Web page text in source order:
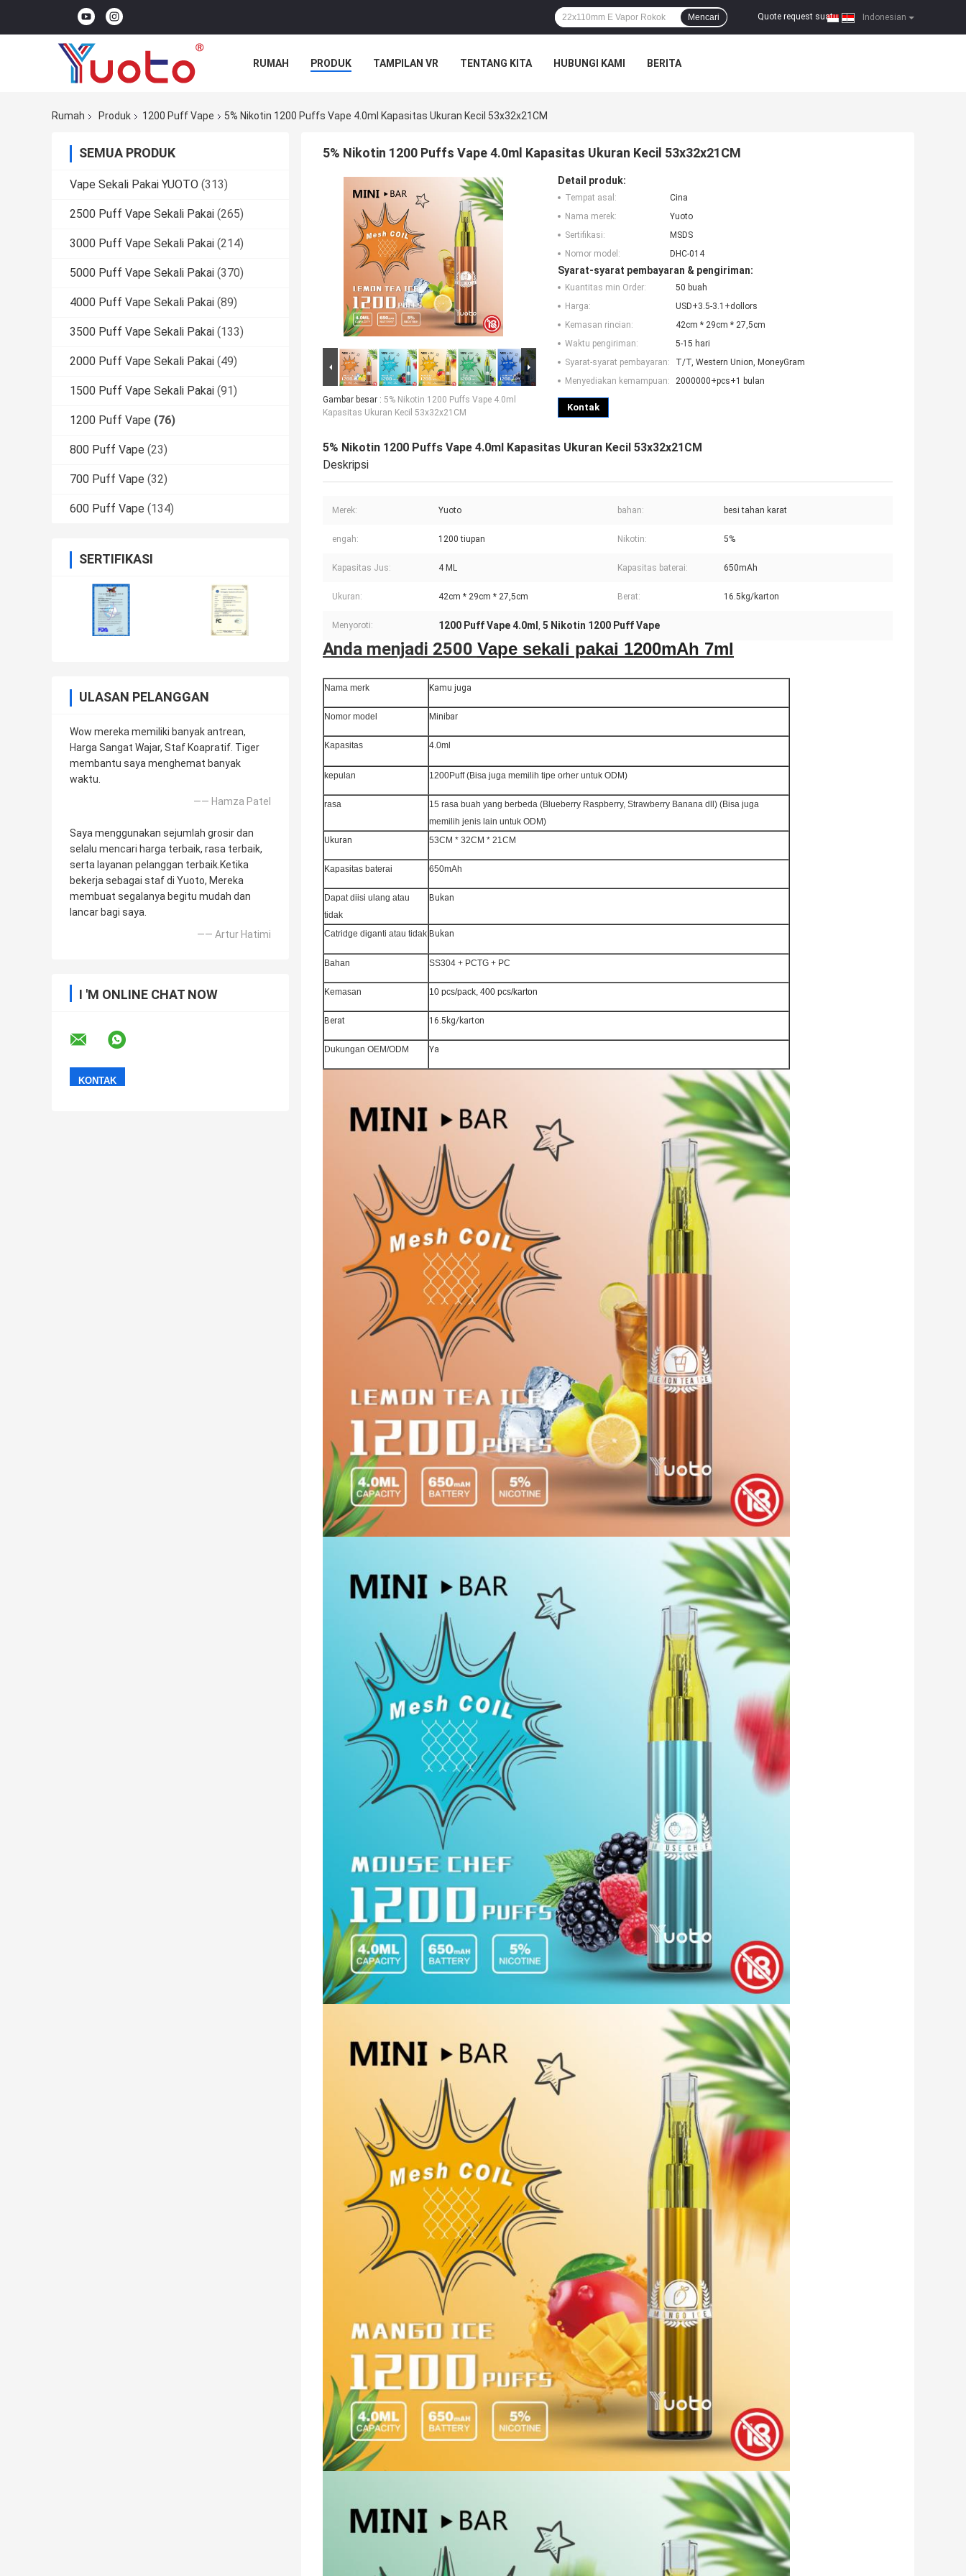
Indonesian
Quote request suatu |
Mencari
RUMAH PRODUK TAMPILAN VR TENTANG KITA HUBUNGI KAMI BERITA
Rumah Produk 1200 Puff Vape 5% Nikotin 1200 Puffs Vape 4.0ml Kapasitas Ukuran Kecil 53x32x21CM
SEMUA PRODUK
Vape Sekali Pakai YUOTO (313)
2500 Puff Vape Sekali Pakai (265)
3000 Puff Vape Sekali Pakai (214)
5000 Puff Vape Sekali Pakai (370)
4000 Puff Vape Sekali Pakai (89)
3500 Puff Vape Sekali Pakai (133)
2000 Puff Vape Sekali Pakai (49)
1500 Puff Vape Sekali Pakai (91)
1200 Puff Vape (76)
800 Puff Vape (23)
700 Puff Vape (32)
600 Puff Vape (134)
SERTIFIKASI
ULASAN PELANGGAN
Wow mereka memiliki banyak antrean,
Harga Sangat Wajar, Staf Koapratif. Tiger
membantu saya menghemat banyak
waktu.
—— Hamza Patel
Saya menggunakan sejumlah grosir dan
selalu mencari harga terbaik, rasa terbaik,
serta layanan pelanggan terbaik.Ketika
bekerja sebagai staf di Yuoto, Mereka
membuat segalanya begitu mudah dan
lancar bagi saya.
—— Artur Hatimi
I 'M ONLINE CHAT NOW
5% Nikotin 1200 Puffs Vape 4.0ml Kapasitas Ukuran Kecil 53x32x21CM
Gambar besar : 5% Nikotin 1200 Puffs Vape 4.0ml
Kapasitas Ukuran Kecil 53x32x21CM
Detail produk:
Tempat asal:
Cina
Nama merek:
Yuoto
Sertifikasi:
MSDS
Nomor model:
DHC-014
Syarat-syarat pembayaran & pengiriman:
Kuantitas min Order:
50 buah
Harga:
USD+3.5-3.1+dollors
Kemasan rincian:
42cm * 29cm * 27,5cm
Waktu pengiriman:
5-15 hari
Syarat-syarat pembayaran:
T/T, Western Union, MoneyGram
Menyediakan kemampuan:
2000000+pcs+1 bulan
Kontak
5% Nikotin 1200 Puffs Vape 4.0ml Kapasitas Ukuran Kecil 53x32x21CM
Deskripsi
Merek: Yuoto bahan: besi tahan karat
engah: 1200 tiupan Nikotin: 5%
Kapasitas Jus: 4 ML Kapasitas baterai: 650mAh
Ukuran: 42cm * 29cm * 27,5cm Berat: 16.5kg/karton
Menyoroti: 1200 Puff Vape 4.0ml , 5 Nikotin 1200 Puff Vape
Anda menjadi 2500 Vape sekali pakai 1200mAh 7ml
Nama merk Kamu juga
Nomor model Minibar
Kapasitas 4.0ml
kepulan 1200Puff (Bisa juga memilih tipe orher untuk ODM)
rasa
15 rasa buah yang berbeda (Blueberry Raspberry, Strawberry Banana dll) (Bisa juga
memilih jenis lain untuk ODM)
Ukuran
53CM * 32CM * 21CM
Kapasitas baterai 650mAh
Dapat diisi ulang atau
tidak
Bukan
Catridge diganti atau tidak Bukan
Bahan SS304 + PCTG + PC
Kemasan 10 pcs/pack, 400 pcs/karton
Berat 16.5kg/karton
Dukungan OEM/ODM Ya